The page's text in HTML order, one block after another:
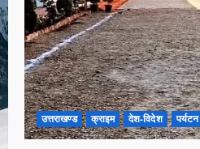
उत्तराखण्ड क्राइम देश-विदेश पर्यटन